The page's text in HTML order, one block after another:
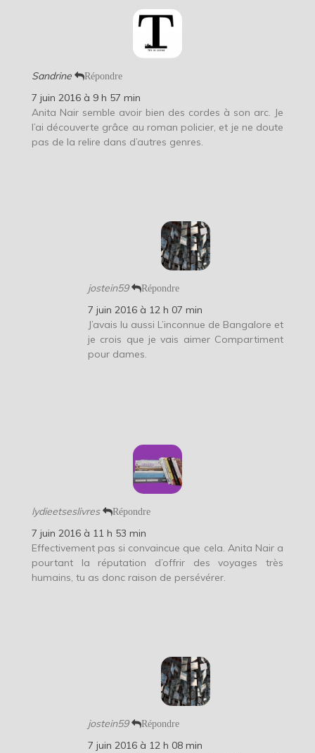
Sandrine Répondre
7 juin 2016 à 9 h 57 min
Anita Nair semble avoir bien des cordes à son arc. Je
l’ai découverte grâce au roman policier, et je ne doute
pas de la relire dans d’autres genres.
jostein59 Répondre
7 juin 2016 à 12 h 07 min
J’avais lu aussi L’inconnue de Bangalore et
je crois que je vais aimer Compartiment
pour dames.
lydieetseslivres Répondre
7 juin 2016 à 11 h 53 min
Effectivement pas si convaincue que cela. Anita Nair a
pourtant la réputation d’offrir des voyages très
humains, tu as donc raison de persévérer.
jostein59 Répondre
7 juin 2016 à 12 h 08 min